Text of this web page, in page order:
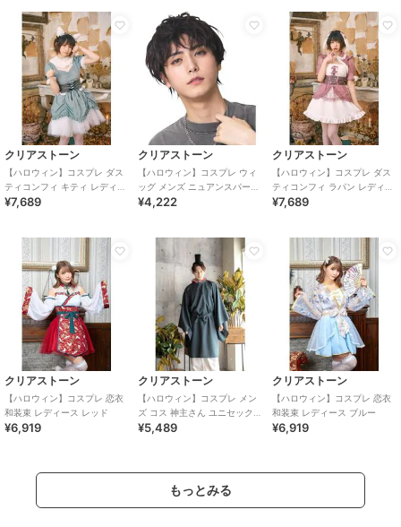
クリアストーン
【ハロウィン】コスプレ ダス
ティコンフィ キティ レディー
ス サックスブルー
¥7,689
クリアストーン
【ハロウィン】コスプレ ウィ
ッグ メンズ ニュアンスパーマ
ブラック
¥4,222
クリアストーン
【ハロウィン】コスプレ ダス
ティコンフィ ラパン レディー
ス ピンク
¥7,689
クリアストーン
【ハロウィン】コスプレ 恋衣
和装束 レディース レッド
¥6,919
クリアストーン
【ハロウィン】コスプレ メン
ズ コス 神主さん ユニセックス
ブルー
¥5,489
クリアストーン
【ハロウィン】コスプレ 恋衣
和装束 レディース ブルー
¥6,919
もっとみる